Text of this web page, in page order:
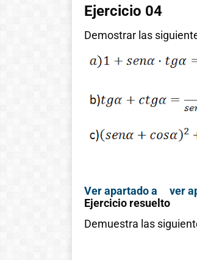
Ejercicio 04
Demostrar las
Ver apartado a ver
Ejercicio resuelto
Demuestra las
Historia
Del
!Esto es la
ya se
nuestro
las
Ver